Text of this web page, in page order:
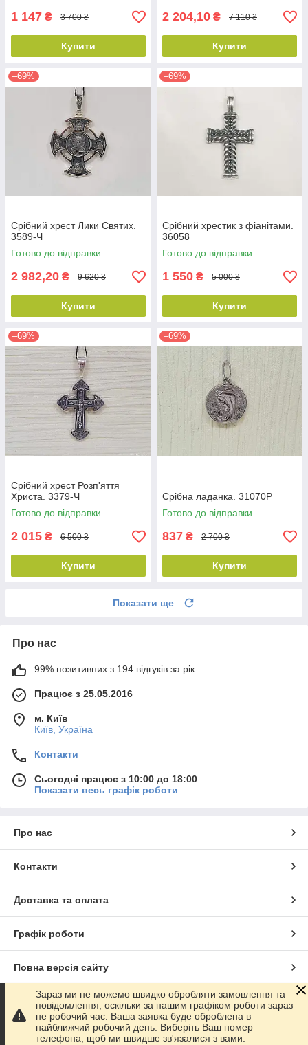
1 147 ₴ 3 700 ₴
Купити
2 204,10 ₴ 7 110 ₴
Купити
–69%
Срібний хрест Лики Святих.
3589-Ч
Готово до відправки
2 982,20 ₴ 9 620 ₴
Купити
–69%
Срібний хрестик з фіанітами.
36058
Готово до відправки
1 550 ₴ 5 000 ₴
Купити
–69%
Срібний хрест Розп'яття
Христа. 3379-Ч
Готово до відправки
2 015 ₴ 6 500 ₴
Купити
–69%
Срібна ладанка. 31070Р
Готово до відправки
837 ₴ 2 700 ₴
Купити
Показати ще
Про нас
99% позитивних з 194 відгуків за рік
Працює з 25.05.2016
м. Київ
Київ, Україна
Контакти
Сьогодні працює з 10:00 до 18:00
Показати весь графік роботи
Про нас
Контакти
Доставка та оплата
Графік роботи
Повна версія сайту
Сайт створено на маркетплейсіProm.ua
Політика конфіденційності
Зараз ми не можемо швидко обробляти замовлення та
повідомлення, оскільки за нашим графіком роботи зараз
не робочий час. Ваша заявка буде оброблена в
найближчий робочий день. Виберіть Ваш номер
телефона, щоб ми швидше зв'язалися з вами.